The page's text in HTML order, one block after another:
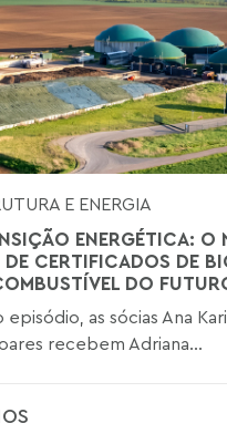
E ENERGIA
ENERGÉTICA: O
DE CERTIFICADOS DE
DO
as sócias Ana
recebem Adriana...